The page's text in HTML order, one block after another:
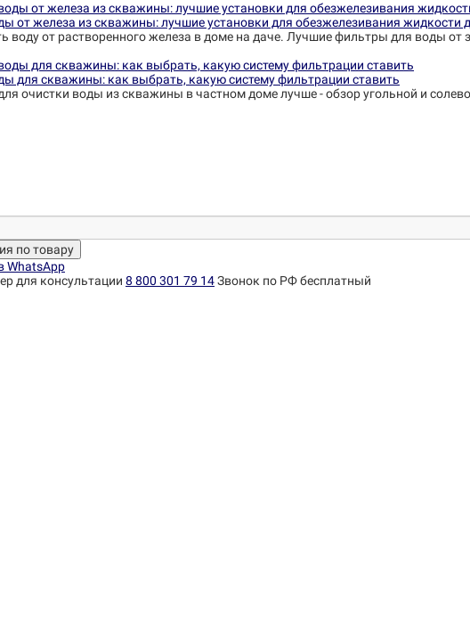
от железа из скважины: лучшие установки для обезжелезивания жидкости
воду от растворенного железа в доме на даче. Лучшие фильтры для воды от
для скважины: как выбрать, какую систему фильтрации ставить
очистки воды из скважины в частном доме лучше - обзор угольной и
по товару
WhatsApp
для консультации 8 800 301 79 14Звонок по РФ бесплатный